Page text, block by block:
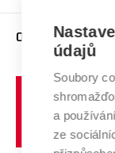
E-přihláška
Závěrečné práce
Doktorské
Studium bez bariér
Podpora podnikání
Mezinárodní
Systém
Výzkumné
Transfer znalostí
Open Science
Firemní spolupráce
Zahraniční
Spolupráce se
Mezinárodní
O UNIVERZITĚ
Profil univerzity
Udržitelná
Podnikavá
údajů
Soubory
a
ze